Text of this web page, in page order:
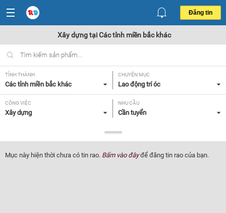
Đăng tin
Xây dựng tại Các tỉnh miền bắc khác
TỈNH THÀNH
Các tỉnh miền bắc khác
CHUYÊN MỤC
Lao động trí óc
CÔNG VIỆC
Xây dựng
NHU CẦU
Cần tuyển
Tất cả
Mục này hiện thời chưa có tin rao. Bấm vào đâyđể đăng tin rao của bạn.